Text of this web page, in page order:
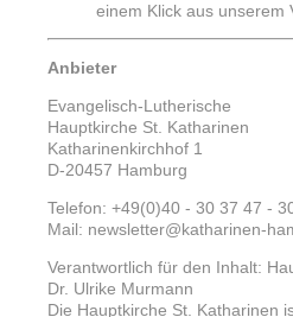
einem Klick aus unserem
Anbieter
Evangelisch-Lutherische
Hauptkirche St. Katharinen
Katharinenkirchhof 1
D-20457 Hamburg
Telefon: +49(0)40 - 30 37 47 -
Mail: newsletter@katharinen-
Verantwortlich für den Inhalt:
Dr. Ulrike Murmann
Die Hauptkirche St. Katharinen